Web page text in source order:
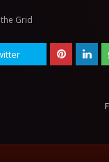
Grid